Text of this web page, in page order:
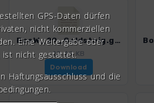
BoeW_29_Goldsteig.gpx
20.49 KB
Download
GPS-Daten dürfen
nicht kommerziellen
Eine Weitergabe oder
ist nicht gestattet.
Haftungsausschluss und die